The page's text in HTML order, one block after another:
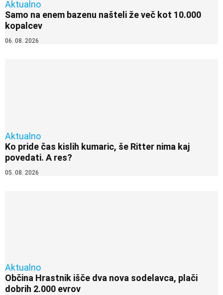
Aktualno
Samo na enem bazenu našteli že več kot 10.000
kopalcev
06. 08. 2026
Aktualno
Ko pride čas kislih kumaric, še Ritter nima kaj
povedati. A res?
05. 08. 2026
Aktualno
Občina Hrastnik išče dva nova sodelavca, plači
dobrih 2.000 evrov